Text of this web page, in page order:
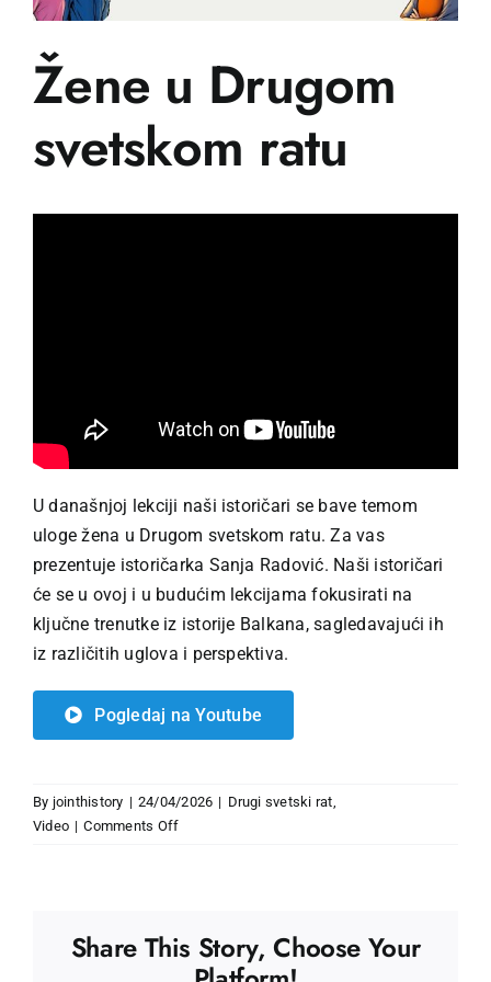
Učenje
Prijatelji
Crnogorski
Žene u Drugom
svetskom ratu
U današnjoj lekciji naši istoričari se bave temom
uloge žena u Drugom svetskom ratu. Za vas
prezentuje istoričarka Sanja Radović. Naši istoričari
će se u ovoj i u budućim lekcijama fokusirati na
ključne trenutke iz istorije Balkana, sagledavajući ih
iz različitih uglova i perspektiva.
Pogledaj na Youtube
By jointhistory | 24/04/2026 | Drugi svetski rat
Video | Comments Offon
ratu
Share This Story, Choose Your